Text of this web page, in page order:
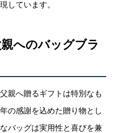
しています。
へのバッグブラ
親へ贈るギフトは特別なも
の感謝を込めた贈り物とし
バッグは実用性と喜びを兼